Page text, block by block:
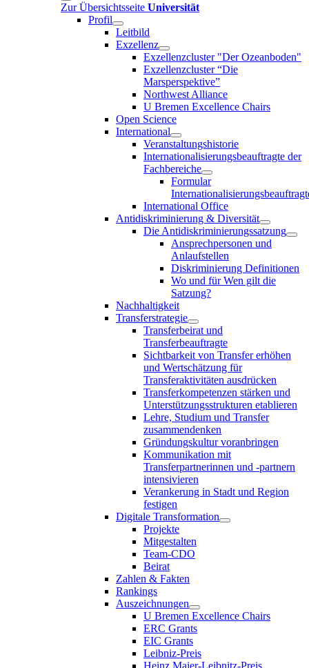
Zur Übersichtsseite Universität
Profil
Leitbild
Exzellenz
Exzellenzcluster "Der Ozeanboden"
Exzellenzcluster “Die
Marsperspektive”
Northwest Alliance
U Bremen Excellence Chairs
Open Science
International
Veranstaltungshistorie
Internationalisierungsbeauftragte der
Fachbereiche
Formular
International Office
Antidiskriminierung & Diversität
Die Antidiskriminierungssatzung
Ansprechpersonen und
Anlaufstellen
Diskriminierung Definitionen
Wo und für Wen gilt die
Satzung?
Nachhaltigkeit
Transferstrategie
Transferbeirat und
Transferbeauftragte
Sichtbarkeit von Transfer erhöhen
und Wertschätzung für
Transferaktivitäten ausdrücken
Transferkompetenzen stärken und
Unterstützungsstrukturen etablieren
Lehre, Studium und Transfer
zusammendenken
Gründungskultur voranbringen
Kommunikation mit
Transferpartnerinnen und -partnern
intensivieren
Verankerung in Stadt und Region
festigen
Digitale Transformation
Projekte
Mitgestalten
Team-CDO
Beirat
Zahlen & Fakten
Rankings
Auszeichnungen
U Bremen Excellence Chairs
ERC Grants
EIC Grants
Leibniz-Preis
Heinz Maier-Leibnitz-Preis